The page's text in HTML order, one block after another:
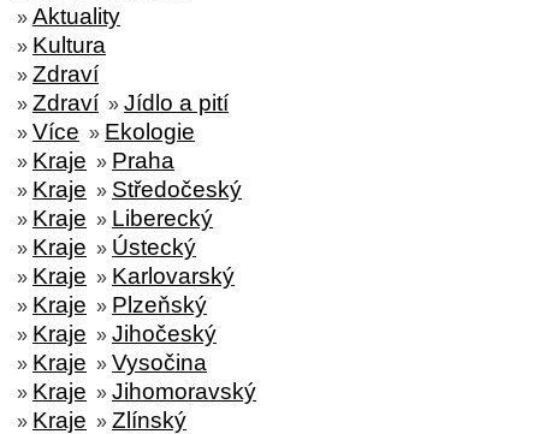
» Aktuality
» Kultura
» Zdraví
» Zdraví » Jídlo a pití
» Více » Ekologie
» Kraje » Praha
» Kraje » Středočeský
» Kraje » Liberecký
» Kraje » Ústecký
» Kraje » Karlovarský
» Kraje » Plzeňský
» Kraje » Jihočeský
» Kraje » Vysočina
» Kraje » Jihomoravský
» Kraje » Zlínský